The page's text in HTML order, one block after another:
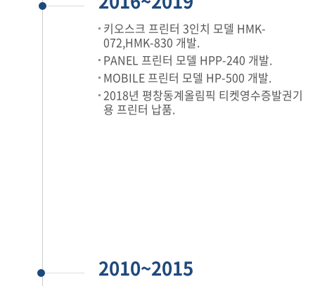
키오스크 프린터 3인치 모델 HMK-
072,HMK-830 개발.
PANEL 프린터 모델 HPP-240 개발.
MOBILE 프린터 모델 HP-500 개발.
2018년 평창동계올림픽 티켓영수증발권기
용 프린터 납품.
2010~2015